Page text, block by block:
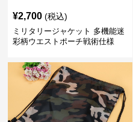
¥2,700 (税込)
ミリタリージャケット 多機能迷
彩柄ウエストポーチ戦術仕様